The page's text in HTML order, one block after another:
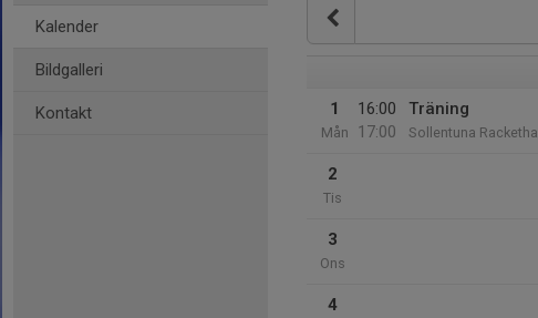
Kalender
Bildgalleri
Kontakt 1
Mån
16:00
17:00
Träning
Sollentuna Rackethall
2
Tis
3
Ons
4